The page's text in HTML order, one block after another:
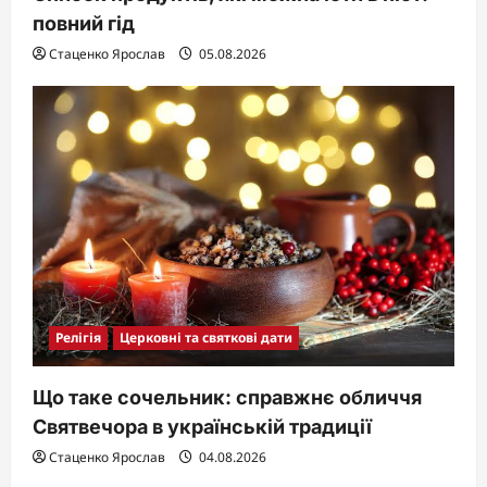
повний гід
Стаценко Ярослав 05.08.2026
Релігія Церковні та святкові дати
Що таке сочельник: справжнє обличчя
Святвечора в українській традиції
Стаценко Ярослав 04.08.2026